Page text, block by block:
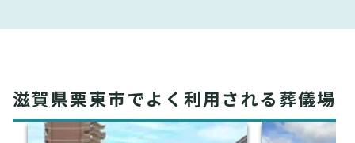
滋賀県栗東市でよく利用される葬儀場